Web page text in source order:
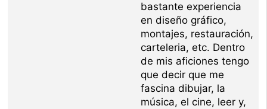
bastante experiencia
en diseño gráfico,
montajes, restauración,
carteleria, etc. Dentro
de mis aficiones tengo
que decir que me
fascina dibujar, la
música, el cine, leer y,